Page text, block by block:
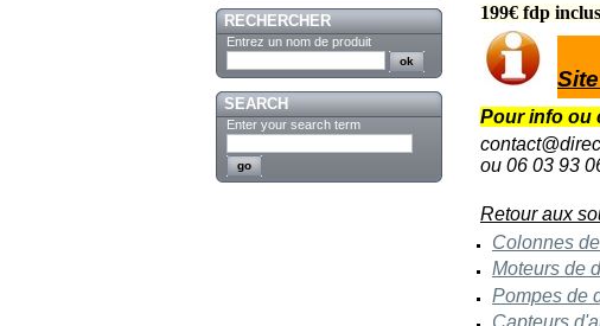
RECHERCHER
Entrez un nom de produit
SEARCH
Enter your search term
199€ fdp
Pour info ou
ou 06 03 93
Retour aux
Colonnes
M oteurs de
Pompes de